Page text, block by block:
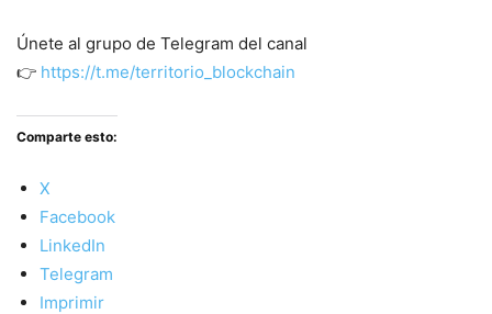
Únete al grupo de Telegram del canal
👉 https://t.me/territorio_blockchain
Comparte esto:
X
Facebook
LinkedIn
Telegram
Imprimir